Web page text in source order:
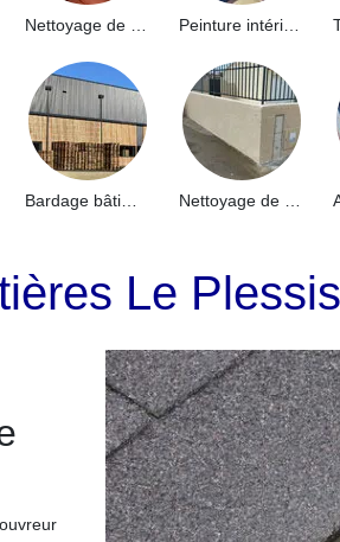
Peinture intérieure 91
Le